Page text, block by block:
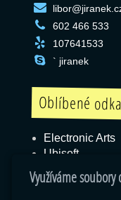
602 466 533
107641533
` jiranek
Oblíbené
Electronic Arts
Ubisoft
Blizzard
Využíváme soubory